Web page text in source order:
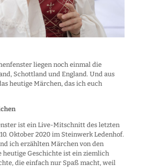
liegen noch einmal die
Schottland und England. Und aus
heutige Märchen, das ich euch
ist ein Live-Mitschnitt des letzten
Oktober 2020 im Steinwerk Ledenhof.
ich erzählten Märchen von den
heutige Geschichte ist ein ziemlich
die einfach nur Spaß macht, weil